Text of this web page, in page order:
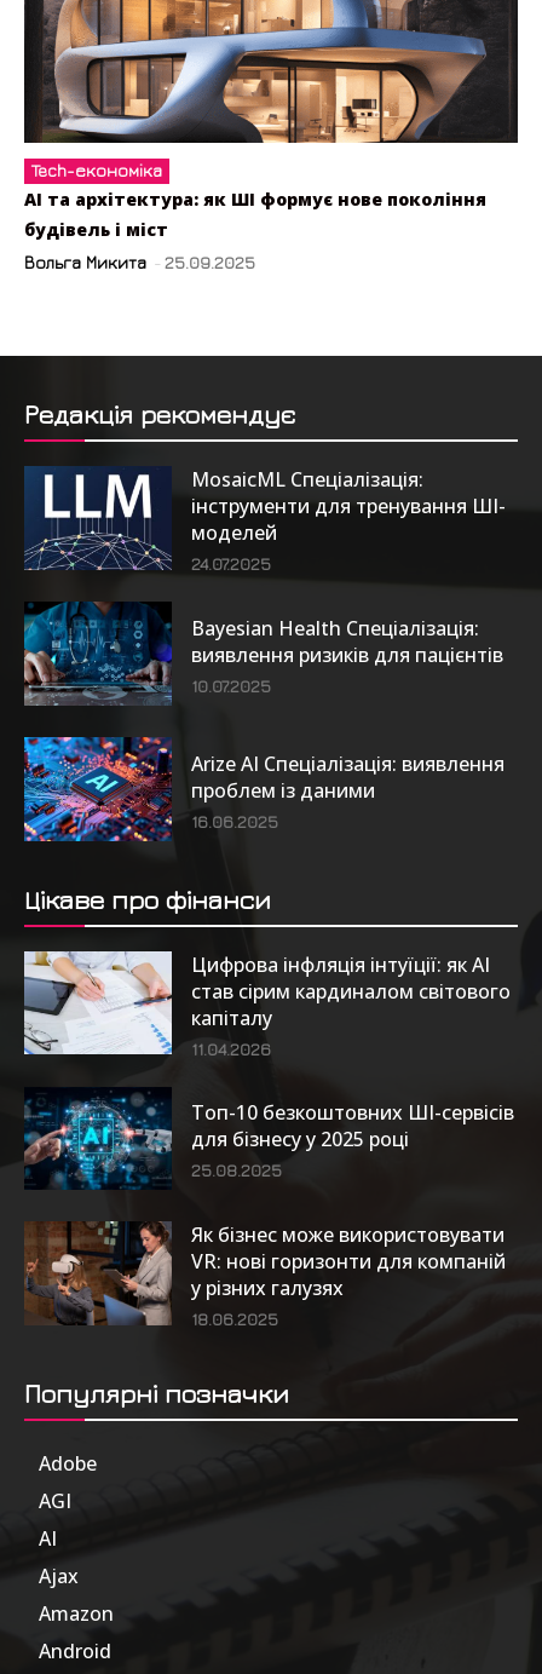
Tech-економіка
АІ та архітектура: як ШІ формує нове покоління
будівель і міст
Вольга Микита - 25.09.2025
Редакція рекомендує
MosaicML Спеціалізація:
інструменти для тренування ШІ-
моделей
24.07.2025
Bayesian Health Спеціалізація:
виявлення ризиків для пацієнтів
10.07.2025
Arize AI Спеціалізація: виявлення
проблем із даними
16.06.2025
Цікаве про фінанси
Цифрова інфляція інтуїції: як AI
став сірим кардиналом світового
капіталу
11.04.2026
Топ-10 безкоштовних ШІ-сервісів
для бізнесу у 2025 році
25.08.2025
Як бізнес може використовувати
VR: нові горизонти для компаній
у різних галузях
18.06.2025
Популярні позначки
Adobe
AGI
AI
Ajax
Amazon
Android